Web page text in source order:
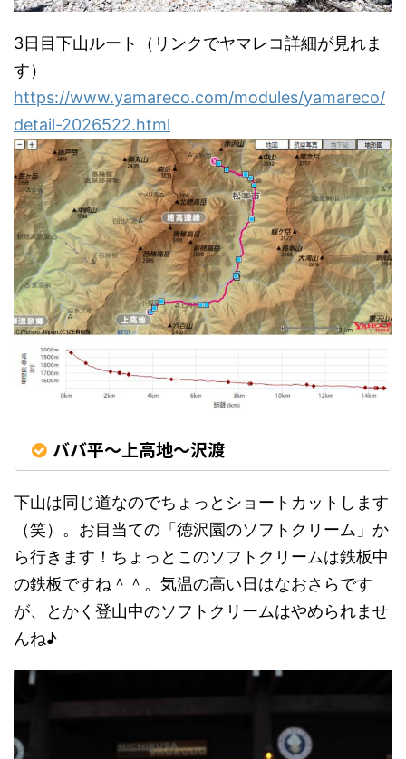
3日目下山ルート（リンクでヤマレコ詳細が見れま
す）
https://www.yamareco.com/modules/yamareco/
detail-2026522.html
ババ平～上高地～沢渡
下山は同じ道なのでちょっとショートカットします
（笑）。お目当ての「徳沢園のソフトクリーム」か
ら行きます！ちょっとこのソフトクリームは鉄板中
の鉄板ですね＾＾。気温の高い日はなおさらです
が、とかく登山中のソフトクリームはやめられませ
んね♪